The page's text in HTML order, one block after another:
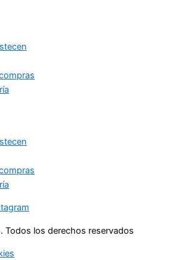
Todos los derechos reservados